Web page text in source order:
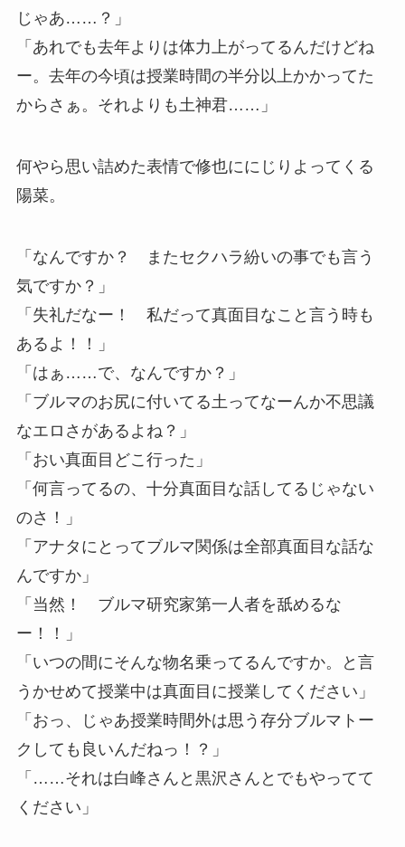
じゃあ……？」
「あれでも去年よりは体力上がってるんだけどね
ー。去年の今頃は授業時間の半分以上かかってた
からさぁ。それよりも土神君……」
何やら思い詰めた表情で修也ににじりよってくる
陽菜。
「なんですか？ またセクハラ紛いの事でも言う
気ですか？」
「失礼だなー！ 私だって真面目なこと言う時も
あるよ！！」
「はぁ……で、なんですか？」
「ブルマのお尻に付いてる土ってなーんか不思議
なエロさがあるよね？」
「おい真面目どこ行った」
「何言ってるの、十分真面目な話してるじゃない
のさ！」
「アナタにとってブルマ関係は全部真面目な話な
んですか」
「当然！ ブルマ研究家第一人者を舐めるな
ー！！」
「いつの間にそんな物名乗ってるんですか。と言
うかせめて授業中は真面目に授業してください」
「おっ、じゃあ授業時間外は思う存分ブルマトー
クしても良いんだねっ！？」
「……それは白峰さんと黒沢さんとでもやってて
ください」